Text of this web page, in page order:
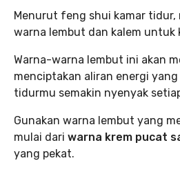
Menurut feng shui kamar
warna lembut dan kalem untuk
Warna-warna lembut ini akan
menciptakan aliran energi
tidurmu semakin nyenyak
Gunakan warna lembut yang
mulai dari warna krem pucat
yang pekat.